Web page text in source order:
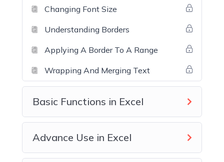
Changing Font Size
Understanding Borders
Applying A Border To A Range
Wrapping And Merging Text
Basic Functions in Excel
Advance Use in Excel